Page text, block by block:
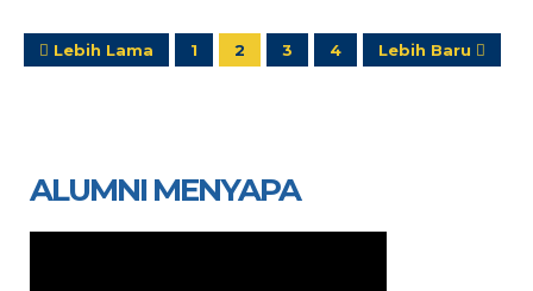
Lebih Lama 1 2 3 4 Lebih Baru
ALUMNI MENYAPA